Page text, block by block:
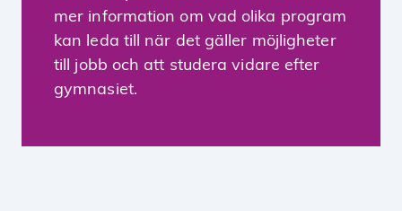
mer information om vad olika program
kan leda till när det gäller möjligheter
till jobb och att studera vidare efter
gymnasiet.